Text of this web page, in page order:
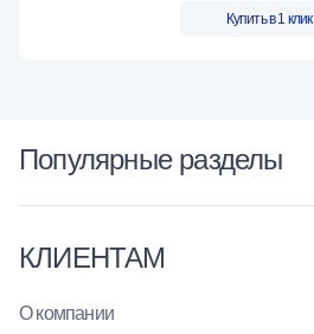
Купить в 1 клик
Популярные разделы
КЛИЕНТАМ
О компании